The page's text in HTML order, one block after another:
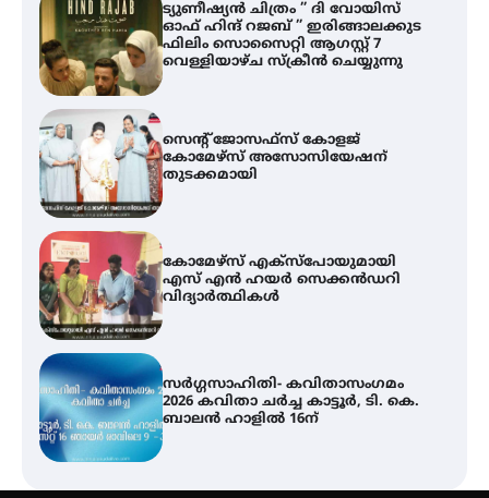
ട്യുണീഷ്യൻ ചിത്രം ” ദി വോയിസ്
ഓഫ് ഹിന്ദ് റജബ് ” ഇരിങ്ങാലക്കുട
ഫിലിം സൊസൈറ്റി ആഗസ്റ്റ് 7
വെള്ളിയാഴ്ച സ്‌ക്രീൻ ചെയ്യുന്നു
സെന്റ് ജോസഫ്സ് കോളജ്
കോമേഴ്‌സ് അസോസിയേഷന്
തുടക്കമായി
കോമേഴ്സ് എക്സ്പോയുമായി
എസ് എൻ ഹയർ സെക്കൻഡറി
വിദ്യാർത്ഥികൾ
സർഗ്ഗസാഹിതി- കവിതാസംഗമം
2026 കവിതാ ചർച്ച കാട്ടൂർ, ടി. കെ.
ബാലൻ ഹാളിൽ 16ന്